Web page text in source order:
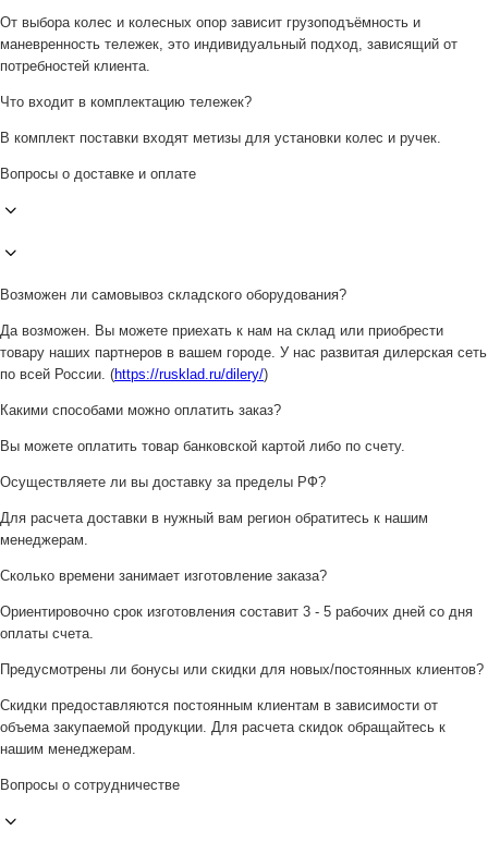
От выбора колес и колесных опор зависит грузоподъёмность и
маневренность тележек, это индивидуальный подход, зависящий от
потребностей клиента.
Что входит в комплектацию тележек?
В комплект поставки входят метизы для установки колес и ручек.
Вопросы о доставке и оплате
Возможен ли самовывоз складского оборудования?
Да возможен. Вы можете приехать к нам на склад или приобрести
товару наших партнеров в вашем городе. У нас развитая дилерская сеть
по всей России. (https://rusklad.ru/dilery/)
Какими способами можно оплатить заказ?
Вы можете оплатить товар банковской картой либо по счету.
Осуществляете ли вы доставку за пределы РФ?
Для расчета доставки в нужный вам регион обратитесь к нашим
менеджерам.
Сколько времени занимает изготовление заказа?
Ориентировочно срок изготовления составит 3 - 5 рабочих дней со дня
оплаты счета.
Предусмотрены ли бонусы или скидки для новых/постоянных клиентов?
Скидки предоставляются постоянным клиентам в зависимости от
объема закупаемой продукции. Для расчета скидок обращайтесь к
нашим менеджерам.
Вопросы о сотрудничестве